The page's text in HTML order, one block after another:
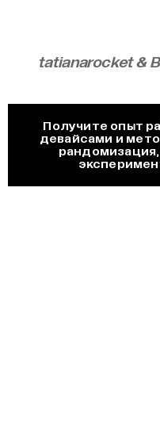
tatianarocket &
Получите опыт
девайсами и